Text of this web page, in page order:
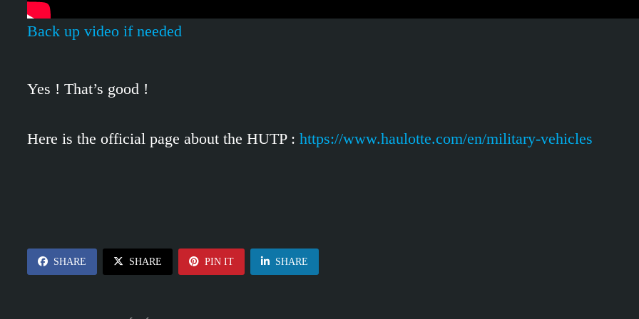
Back up video if needed
Yes ! That’s good !
Here is the official page about the HUTP :https://www.haulotte.com/en/military-vehicles
SHARE SHARE PIN IT SHARE